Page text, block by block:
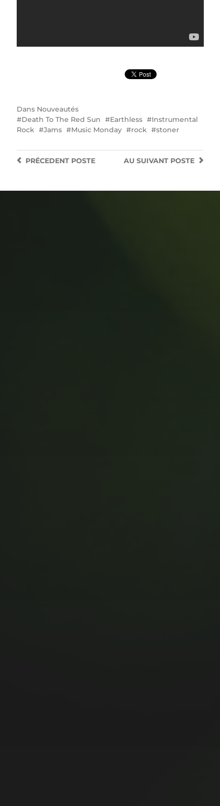
Dans Nouveautés
Death To The Red Sun
Earthless
Instrumental
Rock
Jams Music Monday rock stoner
AU SUIVANT POSTE
PRÉCEDENTPOSTE